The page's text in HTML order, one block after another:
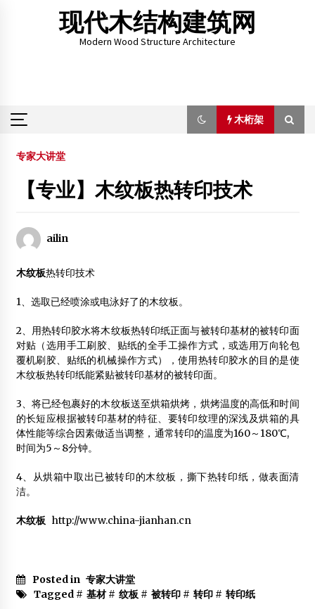
现代木结构建筑网
Modern Wood Structure Architecture
木桁架
木桁架
仙游木结构建筑专题报告会上的南林学子
供应刨花板_代理商机_天津普雷沃德实业有限公司
2012年2月24日
木结构建筑系参观考察及文化活动
2012年2月14日
西湖景区6年3处木结构仿古建筑倒塌 均由同一单位设计
第八届中国林学会木材工业分会东北委员会及制材研究会即
将召开
2013年9月5日
2013年第五届上海国际木制环保住宅博览会
木窗已成长三角区域企业增长热点
2013年9月14日
专家大讲堂
【专业】木纹板热转印技术
ailin
木纹板热转印技术
1、选取已经喷涂或电泳好了的木纹板。
2、用热转印胶水将木纹板热转印纸正面与被转印基材的被转印面
对贴（选用手工刷胶、贴纸的全手工操作方式，或选用万向轮包
覆机刷胶、贴纸的机械操作方式），使用热转印胶水的目的是使
木纹板热转印纸能紧贴被转印基材的被转印面。
3、将已经包裹好的木纹板送至烘箱烘烤，烘烤温度的高低和时间
的长短应根据被转印基材的特征、要转印纹理的深浅及烘箱的具
体性能等综合因素做适当调整，通常转印的温度为160～180℃,
时间为5～8分钟。
4、从烘箱中取出已被转印的木纹板，撕下热转印纸，做表面清
洁。
木纹板http://www.china-jianhan.cn
Posted in 专家大讲堂
Tagged # 基材# 纹板# 被转印# 转印# 转印纸